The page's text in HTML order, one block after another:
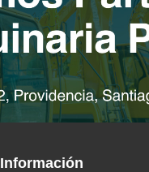
Información